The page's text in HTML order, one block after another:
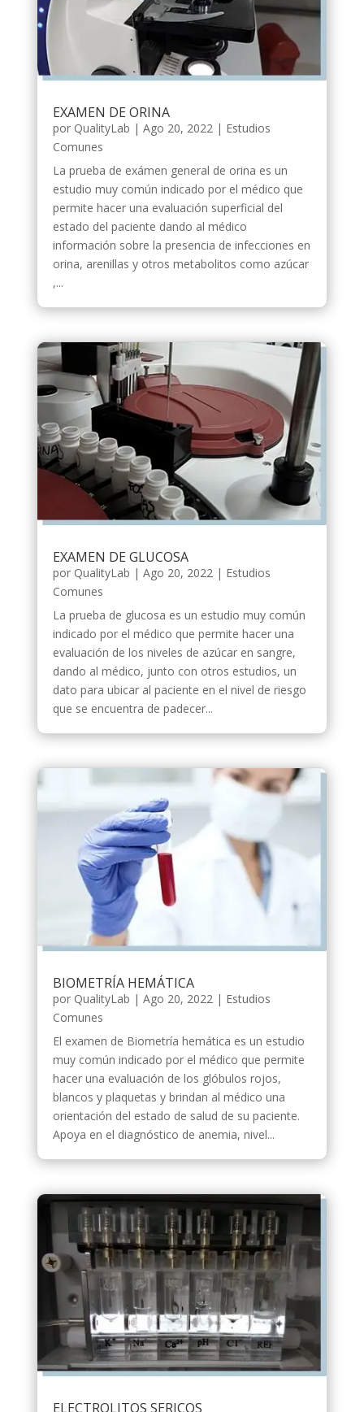
EXAMEN DE ORINA
por QualityLab | Ago 20, 2022| Estudios
Comunes
La prueba de exámen general de orina es un
estudio muy común indicado por el médico que
permite hacer una evaluación superficial del
estado del paciente dando al médico
información sobre la presencia de infecciones en
orina, arenillas y otros metabolitos como azúcar
,...
EXAMEN DE GLUCOSA
por QualityLab | Ago 20, 2022| Estudios
Comunes
La prueba de glucosa es un estudio muy común
indicado por el médico que permite hacer una
evaluación de los niveles de azúcar en sangre,
dando al médico, junto con otros estudios, un
dato para ubicar al paciente en el nivel de riesgo
que se encuentra de padecer...
BIOMETRÍA HEMÁTICA
por QualityLab | Ago 20, 2022 | Estudios
Comunes
El examen de Biometría hemática es un estudio
muy común indicado por el médico que permite
hacer una evaluación de los glóbulos rojos,
blancos y plaquetas y brindan al médico una
orientación del estado de salud de su paciente.
Apoya en el diagnóstico de anemia, nivel...
ELECTROLITOS SERICOS